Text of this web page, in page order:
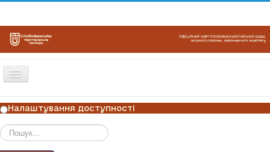
Перемикач
ГОЛОВНА
НОВИНИ
ОГОЛОШЕННЯ
Налаштування доступності